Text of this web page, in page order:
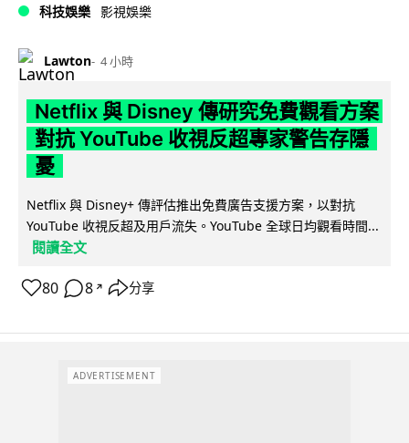
科技娛樂 影視娛樂
Lawton 4 小時
Netflix 與 Disney 傳研究免費觀看方案
對抗 YouTube 收視反超專家警告存隱
憂
Netflix 與 Disney+ 傳評估推出免費廣告支援方案，以對抗
YouTube 收視反超及用戶流失。YouTube 全球日均觀看時間...
閱讀全文
80 8 ↗ 分享
ADVERTISEMENT